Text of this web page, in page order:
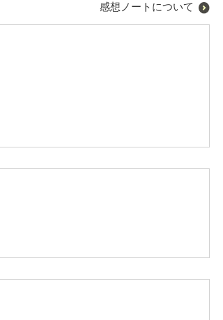
感想ノートについて